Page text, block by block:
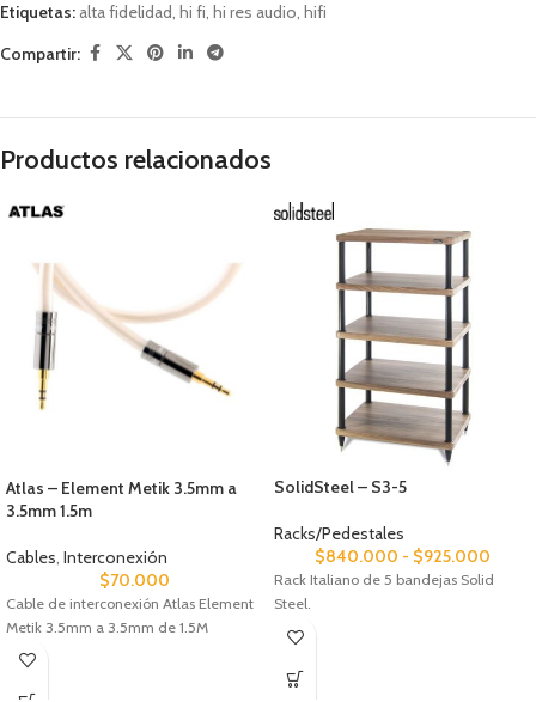
Etiquetas: alta fidelidad, hi fi, hi res audio, hifi
Compartir:
Productos relacionados
Atlas – Element Metik 3.5mm a
3.5mm 1.5m
Cables, Interconexión
$70.000
Cable de interconexión Atlas Element
Metik 3.5mm a 3.5mm de 1.5M
SolidSteel – S3-5
Racks/Pedestales
$840.000 - $925.000
Rack Italiano de 5 bandejas Solid
Steel.